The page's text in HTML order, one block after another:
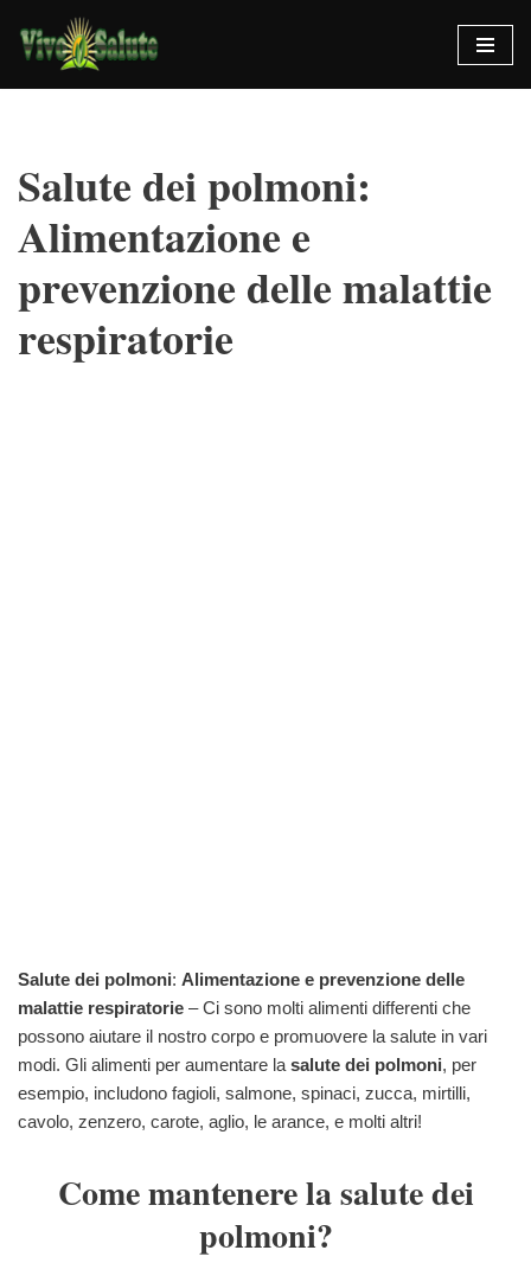
Vai
al
Salute dei polmoni:
Alimentazione e
prevenzione delle malattie
respiratorie
Salute dei polmoni: Alimentazione e prevenzione delle
malattie respiratorie – Ci sono molti alimenti differenti che
possono aiutare il nostro corpo e promuovere la salute in vari
modi. Gli alimenti per aumentare la salute dei polmoni, per
esempio, includono fagioli, salmone, spinaci, zucca, mirtilli,
cavolo, zenzero, carote, aglio, le arance, e molti altri!
Come mantenere la salute dei
polmoni?